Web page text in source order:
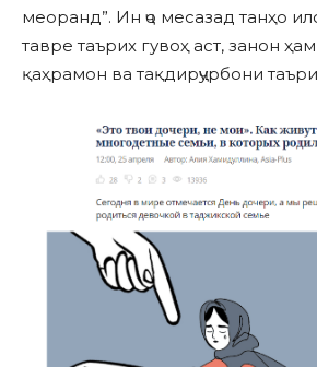
меоранд”. Ин ҷо месазад танҳо
тавре таърих гувоҳ аст, занон
қаҳрамон ва тақдирҷурбони